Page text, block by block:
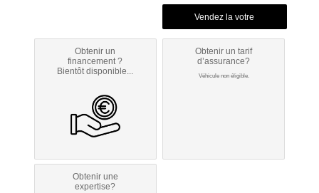
Obtenir un
financement ?
Bientôt disponible...
Obtenir un tarif
d’assurance?
Véhicule non éligible.
Obtenir une
expertise?